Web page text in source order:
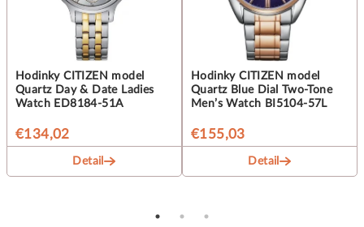
Hodinky CITIZEN model
Quartz Day & Date Ladies
Watch ED8184-51A
€134,02
Detail
Hodinky CITIZEN model
Quartz Blue Dial Two-Tone
Men’s Watch BI5104-57L
€155,03
Detail